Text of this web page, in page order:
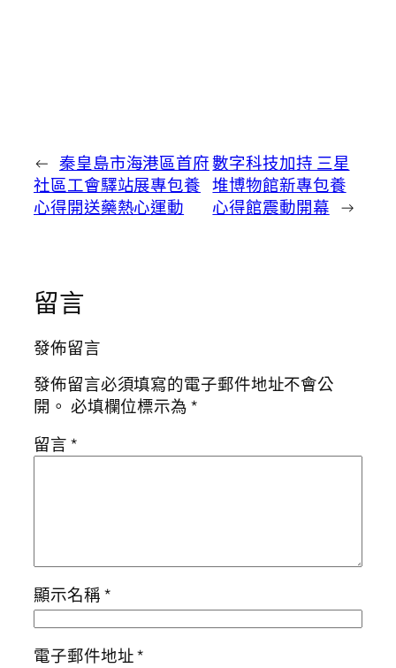
← 秦皇島市海港區首府
社區工會驛站展專包養
心得開送藥熱心運動
數字科技加持 三星
堆博物館新專包養
心得館震動開幕 →
留言
發佈留言
發佈留言必須填寫的電子郵件地址不會公
開。 必填欄位標示為*
留言*
顯示名稱*
電子郵件地址*